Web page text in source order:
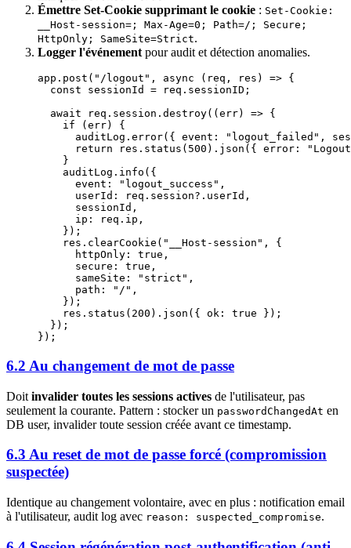
Émettre Set-Cookie supprimant le cookie : Set-Cookie:
__Host-session=; Max-Age=0; Path=/; Secure;
HttpOnly; SameSite=Strict.
Logger l'événement pour audit et détection anomalies.
app. post ( "/logout" , async ( req , res ) => {
  const
sessionId = req.sessionID;
  await
req.session. destroy(( err) => {
    if
(err) {
      auditLog.
error({ event: "logout_failed" ,
      return
res. status ( 500 ). json ({ error:
    }
    auditLog.
info ({
      event:
"logout_success" ,
      userId: req.session?.userId,
      sessionId,
      ip: req.ip,
    });
    res.
clearCookie ( "__Host-session" , {
      httpOnly:
true ,
      secure:
true ,
      sameSite:
"strict" ,
      path:
"/" ,
    });
    res.
status ( 200 ). json ({ ok: true });
  });
});
6.2 Au changement de mot de passe
Doit invalider toutes les sessions actives de l'utilisateur, pas
seulement la courante. Pattern : stocker un passwordChangedAt en
DB user, invalider toute session créée avant ce timestamp.
6.3 Au reset de mot de passe forcé (compromission
suspectée)
Identique au changement volontaire, avec en plus : notification email
à l'utilisateur, audit log avec reason: suspected_compromise.